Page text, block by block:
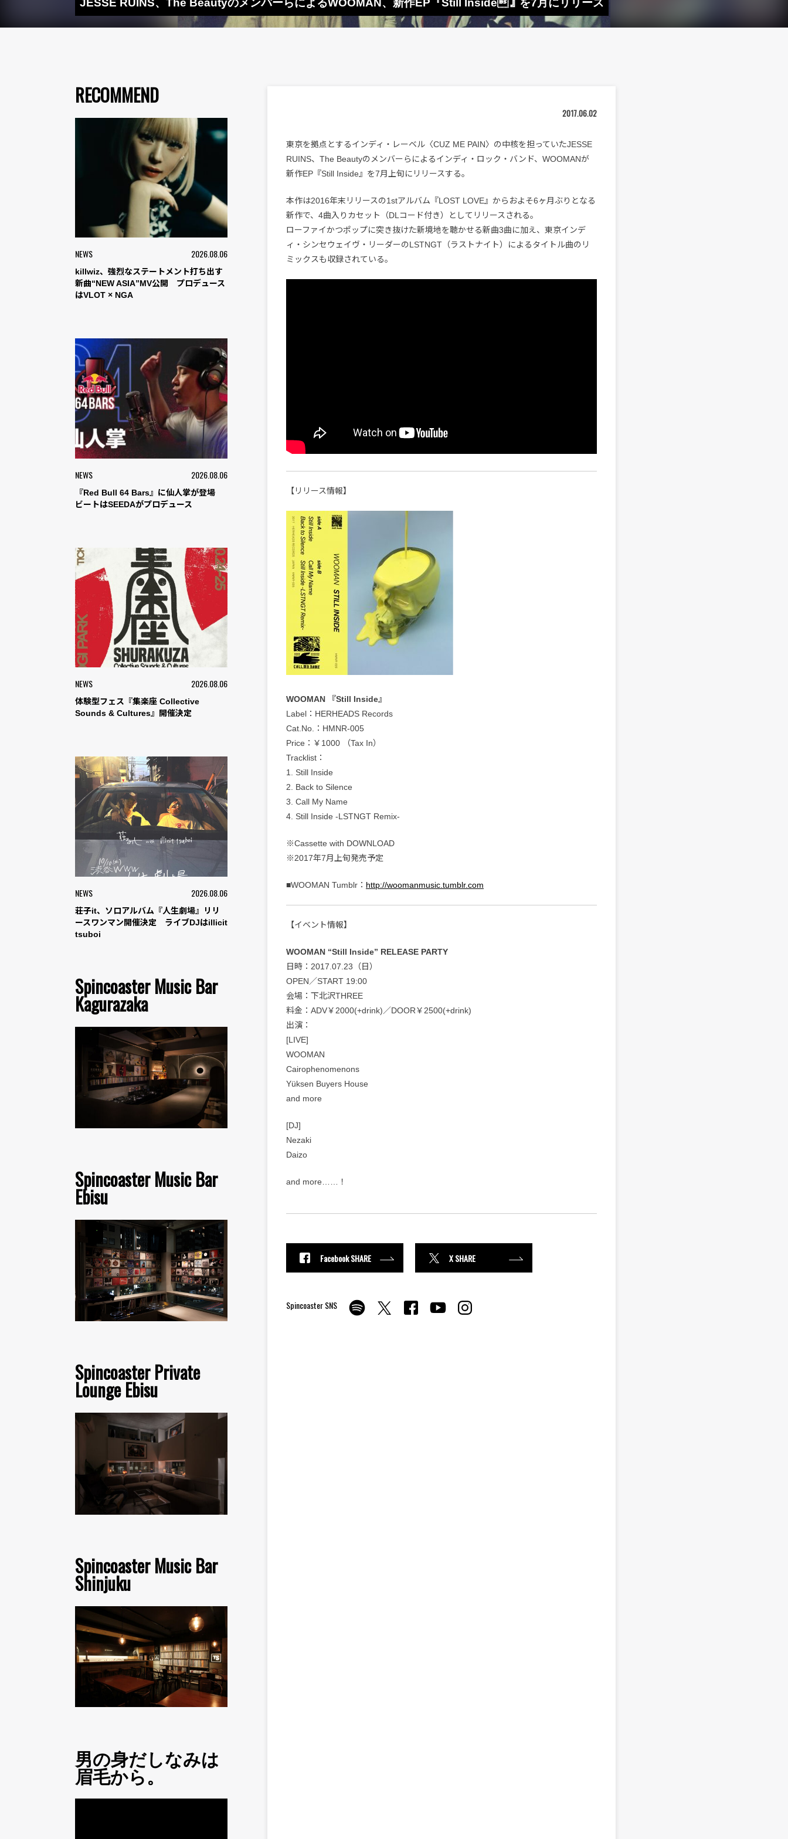
JESSE RUINS、The BeautyのメンバーらによるWOOMAN、新作EP『Still Inside』を7月にリリース
RECOMMEND
NEWS 2026.08.06
killwiz、強烈なステートメント打ち出す
新曲“NEW ASIA”MV公開 プロデュース
はVLOT × NGA
NEWS 2026.08.06
『Red Bull 64 Bars』に仙人掌が登場
ビートはSEEDAがプロデュース
NEWS 2026.08.06
体験型フェス『集楽座 Collective
Sounds & Cultures』開催決定
NEWS 2026.08.06
荘子it、ソロアルバム『人生劇場』リリ
ースワンマン開催決定 ライブDJはillicit
tsuboi
Spincoaster Music Bar
Kagurazaka
Spincoaster Music Bar
Ebisu
Spincoaster Private
Lounge Ebisu
Spincoaster Music Bar
Shinjuku
男の身だしなみは
眉毛から。
2017.06.02
東京を拠点とするインディ・レーベル〈CUZ ME PAIN〉の中核を担っていたJESSE
RUINS、The Beautyのメンバーらによるインディ・ロック・バンド、WOOMANが
新作EP『Still Inside』を7月上旬にリリースする。
本作は2016年末リリースの1stアルバム『LOST LOVE』からおよそ6ヶ月ぶりとなる
新作で、4曲入りカセット（DLコード付き）としてリリースされる。
ローファイかつポップに突き抜けた新境地を聴かせる新曲3曲に加え、東京インデ
ィ・シンセウェイヴ・リーダーのLSTNGT（ラストナイト）によるタイトル曲のリ
ミックスも収録されている。
【リリース情報】
WOOMAN 『Still Inside』
Label：HERHEADS Records
Cat.No.：HMNR-005
Price：￥1000 （Tax In）
Tracklist：
1. Still Inside
2. Back to Silence
3. Call My Name
4. Still Inside -LSTNGT Remix-
※Cassette with DOWNLOAD
※2017年7月上旬発売予定
■WOOMAN Tumblr： http://woomanmusic.tumblr.com
【イベント情報】
WOOMAN “Still Inside” RELEASE PARTY
日時：2017.07.23（日）
OPEN／START 19:00
会場：下北沢THREE
料金：ADV￥2000(+drink)／DOOR￥2500(+drink)
出演：
[LIVE]
WOOMAN
Cairophenomenons
Yüksen Buyers House
and more
[DJ]
Nezaki
Daizo
and more……！
Facebook SHARE X SHARE
Spincoaster SNS